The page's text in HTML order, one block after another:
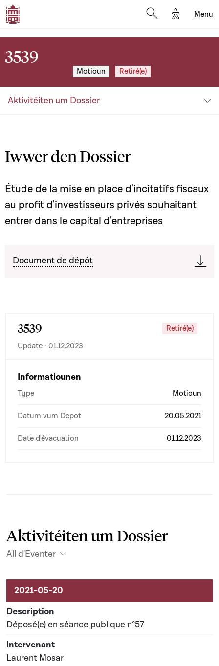
Options
Menu
3539
Motioun Retiré(e)
Aktivitéiten um Dossier
Iwwer den Dossier
Étude de la mise en place d'incitatifs fiscaux
au profit d'investisseurs privés souhaitant
entrer dans le capital d'entreprises
Document de dépôt
3539
Retiré(e)
Update · 01.12.2023
Informatiounen
Type Motioun
Datum vum Depot 20.05.2021
Date d'évacuation 01.12.2023
Aktivitéiten um Dossier
All d'Eventer
Aktivitéiten um Dossier
Déposé(e) en séance publique n°57
Laurent Mosar